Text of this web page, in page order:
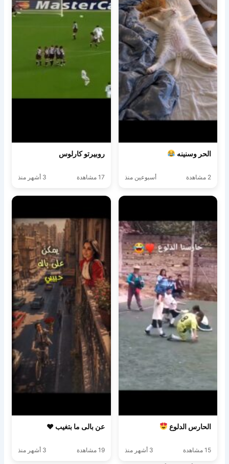
الحر وسنينه
2 مشاهدة أسبوعين منذ
روبيرتو كارلوس
17 مشاهدة 3 أشهر منذ
الحارس الدلوع
15 مشاهدة 3 أشهر منذ
عن بالى ما بتغيب ♥️
19 مشاهدة 3 أشهر منذ